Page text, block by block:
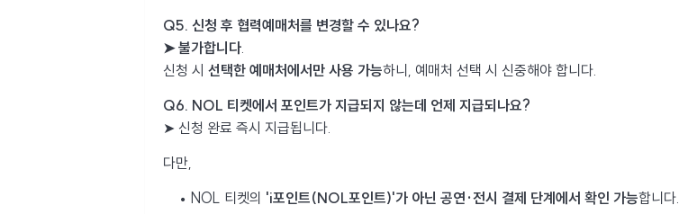
Q5. 신청 후 협력예매처를 변경할 수 있나요?
➤ 불가합니다.
신청 시 선택한 예매처에서만 사용 가능하니, 예매처 선택 시 신중해야 합니다.
Q6. NOL 티켓에서 포인트가 지급되지 않는데 언제 지급되나요?
➤ 신청 완료 즉시 지급됩니다.
다만,
NOL 티켓의 'i포인트(NOL포인트)'가 아닌 공연·전시 결제 단계에서 확인 가능합니다.